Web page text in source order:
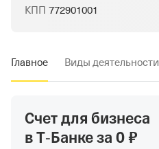
КПП 772901001
Главное Виды деятельности
Счет для бизнеса
в Т‑Банкеза 0 ₽